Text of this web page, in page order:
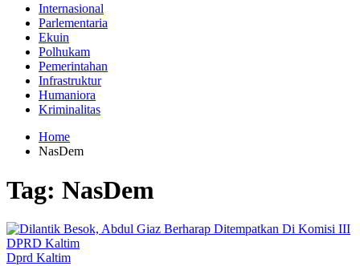
Internasional
Parlementaria
Ekuin
Polhukam
Pemerintahan
Infrastruktur
Humaniora
Kriminalitas
Home
NasDem
Tag: NasDem
Dprd Kaltim